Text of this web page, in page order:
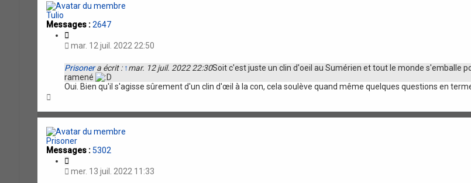
Tulio
Messages : 2647
C
i
t
t
i
o
mar. 12 juil. 2022 22:50
Prisonera écrit : ↑mar. 12 juil. 2022 22:30Soit c'est juste un clin d'oeil au Sumérien et tout le monde s'emballe
ramené
Oui. Bien qu'il s'agisse sûrement d'un clin d'œil à la con, cela soulève quand même quelques questions en
H
u
Prisoner
Messages : 5302
C
i
t
mer. 13 juil. 2022 11:33